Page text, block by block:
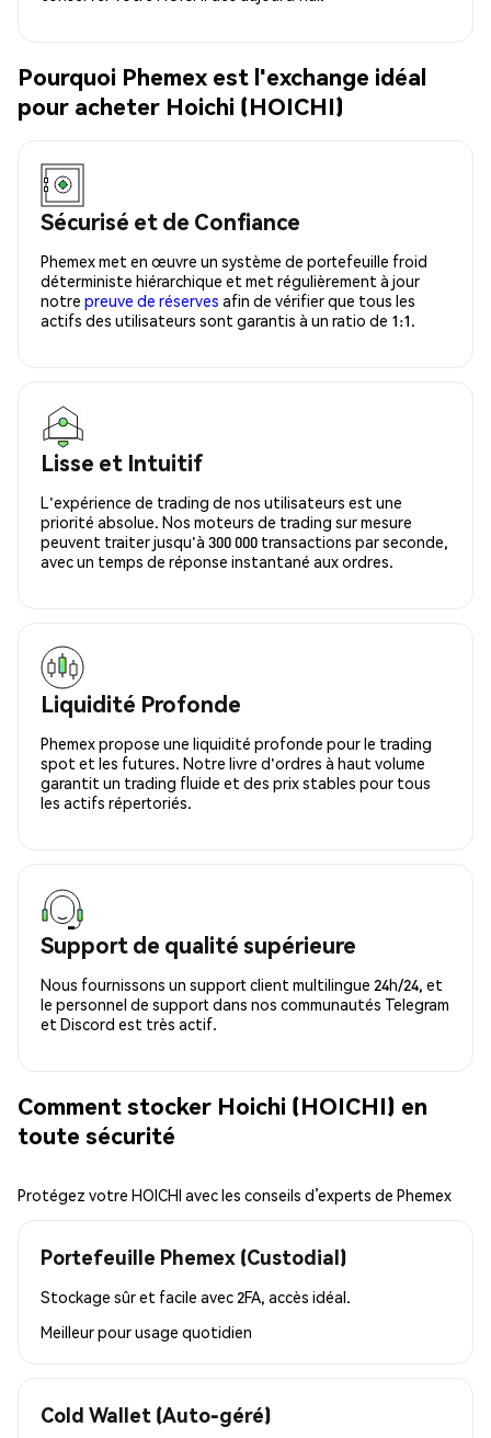
Pourquoi Phemex est l'exchange idéal
pour acheter Hoichi (HOICHI)
Sécurisé et de Confiance
Phemex met en œuvre un système de portefeuille froid
déterministe hiérarchique et met régulièrement à jour
notre preuve de réserves afin de vérifier que tous les
actifs des utilisateurs sont garantis à un ratio de 1:1.
Lisse et Intuitif
L'expérience de trading de nos utilisateurs est une
priorité absolue. Nos moteurs de trading sur mesure
peuvent traiter jusqu'à 300 000 transactions par seconde,
avec un temps de réponse instantané aux ordres.
Liquidité Profonde
Phemex propose une liquidité profonde pour le trading
spot et les futures. Notre livre d'ordres à haut volume
garantit un trading fluide et des prix stables pour tous
les actifs répertoriés.
Support de qualité supérieure
Nous fournissons un support client multilingue 24h/24, et
le personnel de support dans nos communautés Telegram
et Discord est très actif.
Comment stocker Hoichi (HOICHI) en
toute sécurité
Protégez votre HOICHI avec les conseils d’experts de Phemex
Portefeuille Phemex (Custodial)
Stockage sûr et facile avec 2FA, accès idéal.
Meilleur pourusage quotidien
Cold Wallet (Auto-géré)